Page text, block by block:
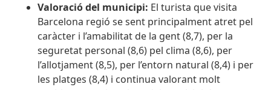
Valoració del municipi: El turista que visita
Barcelona regió se sent principalment atret pel
caràcter i l’amabilitat de la gent (8,7), per la
seguretat personal (8,6) pel clima (8,6), per
l’allotjament (8,5), per l’entorn natural (8,4) i per
les platges (8,4) i continua valorant molt